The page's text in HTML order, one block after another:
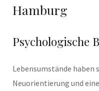
Hamburg
Psychologische
Lebensumstände haben
Neuorientierung und